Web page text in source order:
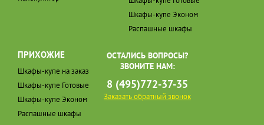
Шкафы-купе Эконом
Распашные шкафы
ПРИХОЖИЕ
Шкафы-купе на заказ
Шкафы-купе Готовые
Шкафы-купе Эконом
Распашные шкафы
ОСТАЛИСЬ ВОПРОСЫ?
ЗВОНИТЕ НАМ:
8 (495)772-37-35
Заказать обратный звонок